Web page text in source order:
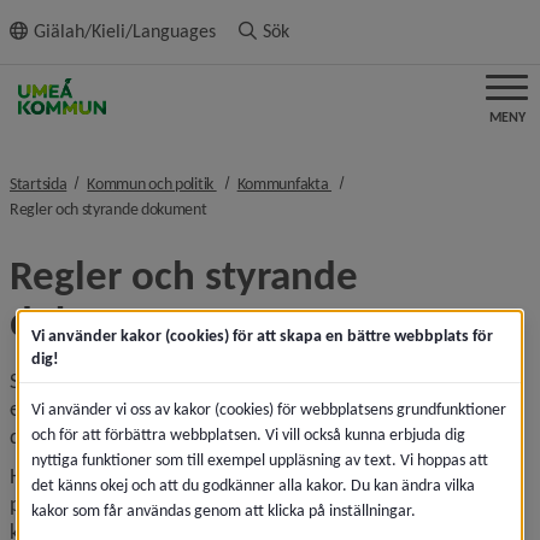
innehållet
Giälah/Kieli/Languages Sök
MENY
Startsida Kommun och politik nivå i brödsmulenavigeringen
Kommunfakta nivå i brödsmulenavigeringen
Regler och styrande dokumentnivå i brödsmulenavigeringen
Regler och styrande
dokument
Styrdokument är ett komplement till lagar och annan
extern styrning. De är ett av flera verktyg för att se till att
den politiska viljan får genomslag.
Här publiceras bara de styrdokument som har fastställts
politiskt. Det är till exempel dokument beslutade av
kommun­fullmäktige eller kommunövergripande dokument
Vi använder kakor (cookies) för att skapa en bättre webbplats för
dig!
Vi använder vi oss av kakor (cookies) för webbplatsens grundfunktioner
och för att förbättra webbplatsen. Vi vill också kunna erbjuda dig
nyttiga funktioner som till exempel uppläsning av text. Vi hoppas att
det känns okej och att du godkänner alla kakor. Du kan ändra vilka
kakor som får användas genom att klicka på inställningar.